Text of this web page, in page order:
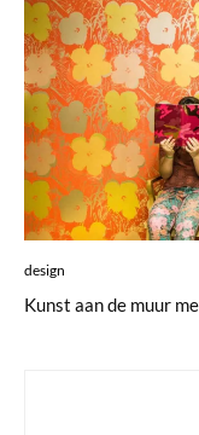
design
Kunst aan de muur